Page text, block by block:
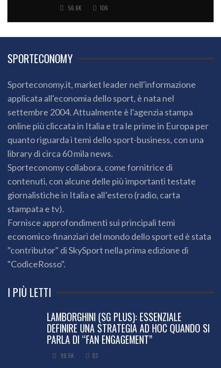
56.6K 106
SPORTECONOMY
Sporteconomy.it, market leader nell'informazione
applicata all'economia dello sport, è nata nel
settembre 2004. Attualmente è l'agenzia stampa
online più cliccata in Italia e tra le prime in Europa per
quanto riguarda i temi dello sport-business, con una
library di circa 60 mila news.
Sporteconomy collabora, come fornitrice di
contenuti, con alcune delle più importanti testate
giornalistiche in Italia e all’estero (radio, carta
stampata e tv).
Fornisce approfondimenti sui principali temi
economico-finanziari del mondo dello sport ed è stata
"contributor" di SkySport nella prima edizione di
"CodiceRosso".
I PIÙ LETTI
LAMBORGHINI (SG PLUS): ESSENZIALE
DEFINIRE UNA STRATEGIA AD HOC QUANDO SI
PARLA DI “FAN ENGAGEMENT”
98.5K 83